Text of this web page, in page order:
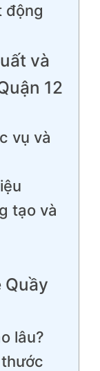
động
và
12
vụ và
tạo và
Quầy
lâu?